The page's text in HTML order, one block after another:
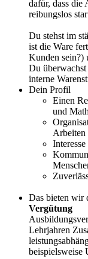
dafür, dass die
reibungslos
Du stehst im
ist die Ware
Kunden sein?)
Du
interne
Dein Profil
Einen
und
Arbeiten
Das bieten wir
Vergütung
Lehrjahren
beispielsweise